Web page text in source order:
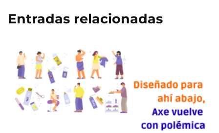
Entradas relacionadas